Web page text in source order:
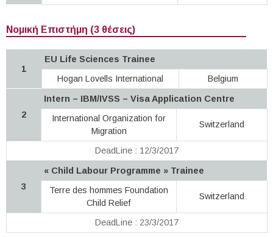
Νομική Επιστήμη (3 θέσεις)
1
EU Life Sciences Trainee
Hogan Lovells International
Belgium
2
Intern – IBM/IVSS – Visa Application Centre
International Organization for
Migration
Switzerland
DeadLine : 12/3/2017
3
« Child Labour Programme » Trainee
Terre des hommes Foundation
Child Relief
Switzerland
DeadLine : 23/3/2017